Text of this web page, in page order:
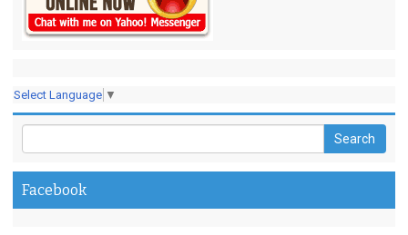
Select Language ▼
Facebook